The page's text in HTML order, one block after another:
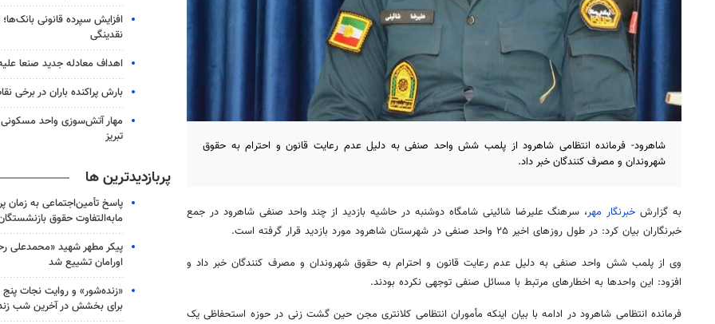
شاهرود- فرمانده انتظامی شاهرود از پلمب شش واحد صنفی به دلیل عدم رعایت قانون و احترام به حقوق
شهروندان و مصرف کنندگان خبر داد.
به گزارش خبرنگار مهر، سرهنگ علیرضاشائینی شامگاه دوشنبه در حاشیه بازدید از چند واحد صنفی شاهرود در جمع
خبرنگاران بیان کرد: در طول روزهای اخیر ۲۵ واحد صنفی در شهرستان شاهرود مورد بازدید قرار گرفته است.
وی از پلمب شش واحد صنفی به دلیل عدم رعایت قانون و احترام به حقوق شهروندان و مصرف کنندگان خبر داد و
افزود: این واحدها به اخطارهای مرتبط با مسائل صنفی توجهی نکرده بودند.
فرمانده انتظامی شاهرود در ادامه با بیان اینکه مأموران انتظامی کلانتری مجن حین گشت زنی در حوزه استحفاظی یک
افزایش سپرده قانونی بانک‌ها؛
نقدینگی
اهداف معادله جدید صنعا
بارش پراکنده باران در برخی
مهار آتش‌سوزی واحد مسکونی
تبریز
پربازدیدترین ها
پاسخ تأمین‌اجتماعی به زمان
مابه‌التفاوت حقوق
پیکر مطهر شهید «محمدعلی
اورامان تشییع شد
«زنده‌شور» و روایت نجات
برای بخشش در آخرین شب